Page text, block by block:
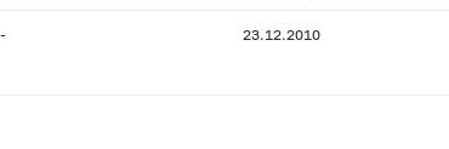
- 23.12.2010